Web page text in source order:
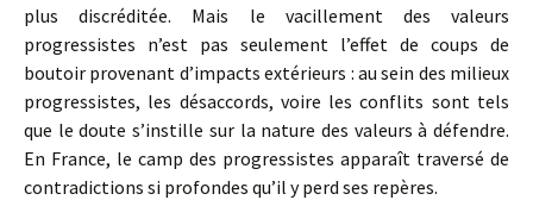
plus discréditée. Mais le vacillement des valeurs
progressistes n’est pas seulement l’effet de coups de
boutoir provenant d’impacts extérieurs : au sein des milieux
progressistes, les désaccords, voire les conflits sont tels
que le doute s’instille sur la nature des valeurs à défendre.
En France, le camp des progressistes apparaît traversé de
contradictions si profondes qu’il y perd ses repères.